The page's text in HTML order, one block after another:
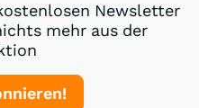
Newsletter
mehr aus der